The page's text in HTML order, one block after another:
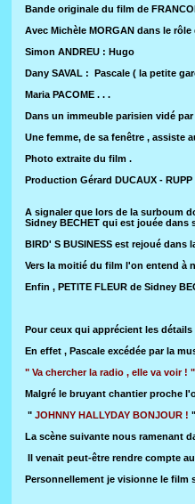
Bande originale du film de
Avec Michèle MORGAN dans le
Simon ANDREU : Hugo
Dany SAVAL : Pascale ( la petite
Maria PACOME . . .
Dans un immeuble parisien vidé
Une femme, de sa fenêtre , assiste
Photo extraite du film .
Production Gérard DUCAUX - RUPP
A signaler que lors de la surboum
Sidney BECHET qui est jouée dans
BIRD' S BUSINESS est rejoué
Vers la moitié du film l'on entend à
Enfin , PETITE FLEUR de Sidney
Pour ceux qui apprécient les
En effet , Pascale excédée par la
" Va chercher la radio , elle va voir ! "
Malgré le bruyant chantier proche
" JOHNNY HALLYDAY BONJOUR !
La scène suivante nous ramenant
Il venait peut-être rendre compte
Personnellement je visionne le film